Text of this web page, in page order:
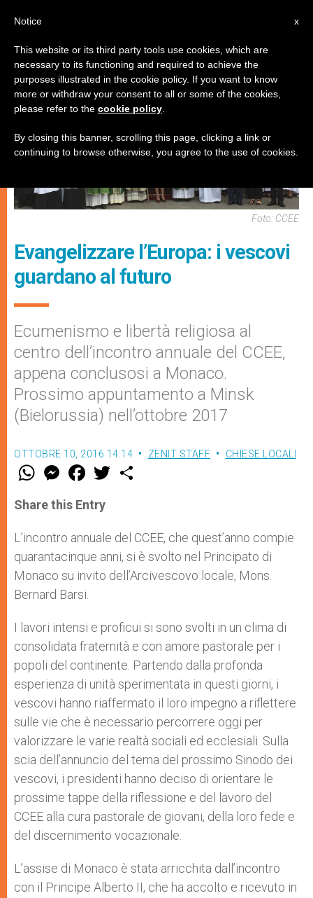
CHIESE LOCALI
Foto: CCEE
Evangelizzare l’Europa: i vescovi
guardano al futuro
Ecumenismo e libertà religiosa al
centro dell’incontro annuale del CCEE,
appena conclusosi a Monaco.
Prossimo appuntamento a Minsk
(Bielorussia) nell’ottobre 2017
OTTOBRE 10, 2016 14:14 ZENIT STAFF CHIESE LOCALI
W
t
s
p
p
M
e
s
e
g
e
r
F
a
e
b
o
k
w
r
Share this Entry
L’incontro annuale del CCEE, che quest’anno compie
quarantacinque anni, si è svolto nel Principato di
Monaco su invito dell’Arcivescovo locale, Mons.
Bernard Barsi.
I lavori intensi e proficui si sono svolti in un clima di
consolidata fraternità e con amore pastorale per i
popoli del continente. Partendo dalla profonda
esperienza di unità sperimentata in questi giorni, i
vescovi hanno riaffermato il loro impegno a riflettere
sulle vie che è necessario percorrere oggi per
valorizzare le varie realtà sociali ed ecclesiali. Sulla
scia dell’annuncio del tema del prossimo Sinodo dei
vescovi, i presidenti hanno deciso di orientare le
prossime tappe della riflessione e del lavoro del
CCEE alla cura pastorale de giovani, della loro fede e
del discernimento vocazionale.
L’assise di Monaco è stata arricchita dall’incontro
con il Principe Alberto II, che ha accolto e ricevuto in
x
Notice
This website or its third party tools use cookies, which are
necessary to its functioning and required to achieve the
purposes illustrated in the cookie policy. If you want to know
more or withdraw your consent to all or some of the cookies,
please refer to the cookie policy
By closing this banner, scrolling this page, clicking a link or
continuing to browse otherwise, you agree to the use of cookies.